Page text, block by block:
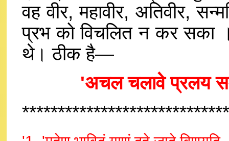
वह वीर, महावीर, अतिवीर,
प्रभ को विचलित न कर सका
थे। ठीक है—
'अचल चलावे प्रलय